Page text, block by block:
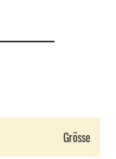
Grösse